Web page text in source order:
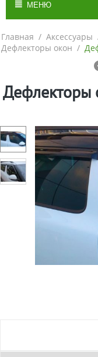
МЕНЮ
Главная / Аксессуары
Дефлекторы окон /
Дефлекторы